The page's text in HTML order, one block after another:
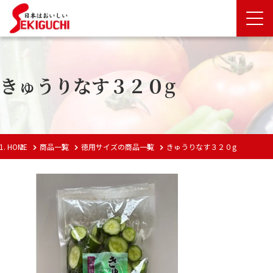
きゅうりなす３２０g
HOME 商品一覧 徳用サイズの商品一覧 きゅうりなす３２０g